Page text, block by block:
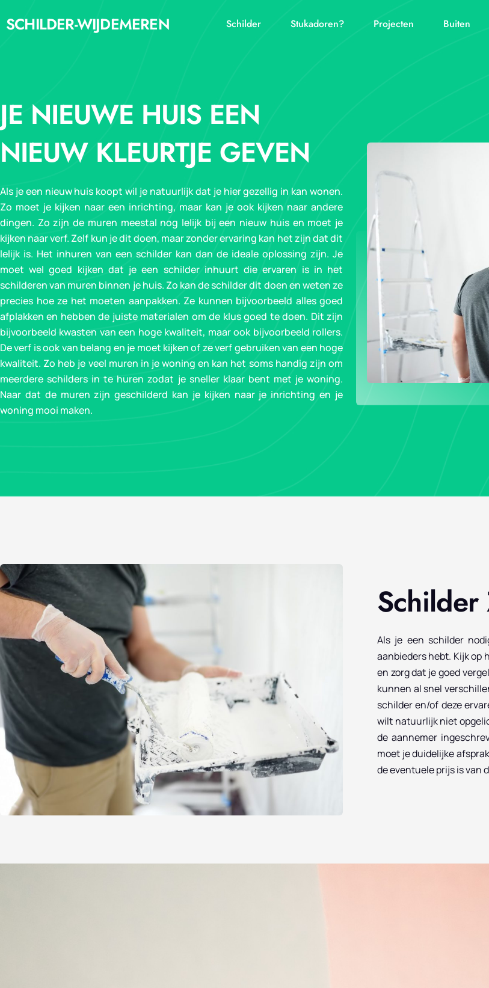
naar
SCHILDER-WIJDEMEREN Schilder Stukadoren? Projecten Buiten
JE NIEUWE HUIS EEN
NIEUW KLEURTJE GEVEN
Als je een nieuw huis koopt wil je natuurlijk dat je hier gezellig in kan wonen.
Zo moet je kijken naar een inrichting, maar kan je ook kijken naar andere
dingen. Zo zijn de muren meestal nog lelijk bij een nieuw huis en moet je
kijken naar verf. Zelf kun je dit doen, maar zonder ervaring kan het zijn dat dit
lelijk is. Het inhuren van een schilder kan dan de ideale oplossing zijn. Je
moet wel goed kijken dat je een schilder inhuurt die ervaren is in het
schilderen van muren binnen je huis. Zo kan de schilder dit doen en weten ze
precies hoe ze het moeten aanpakken. Ze kunnen bijvoorbeeld alles goed
afplakken en hebben de juiste materialen om de klus goed te doen. Dit zijn
bijvoorbeeld kwasten van een hoge kwaliteit, maar ook bijvoorbeeld rollers.
De verf is ook van belang en je moet kijken of ze verf gebruiken van een hoge
kwaliteit. Zo heb je veel muren in je woning en kan het soms handig zijn om
meerdere schilders in te huren zodat je sneller klaar bent met je woning.
Naar dat de muren zijn geschilderd kan je kijken naar je inrichting en je
woning mooi maken.
Schilder
Als je een schilder
aanbieders hebt. Kijk op
en zorg dat je goed
kunnen al snel
schilder en/of deze
wilt natuurlijk niet
de aannemer
moet je duidelijke
de eventuele prijs is van